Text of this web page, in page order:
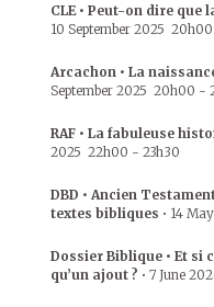
CLE • Peut-on dire que
10 September 2025 20h00
Arcachon • La
September 2025 20h00 -
RAF • La fabuleuse
2025 22h00 - 23h30
DBD • Ancien
textes bibliques • 14
Dossier Biblique • Et si
qu’un ajout ? • 7 June